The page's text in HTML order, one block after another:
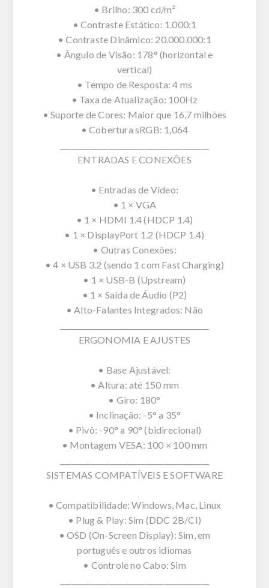
• Brilho: 300 cd/m²
• Contraste Estático: 1.000:1
• Contraste Dinâmico: 20.000.000:1
• Ângulo de Visão: 178° (horizontal e
vertical)
• Tempo de Resposta: 4 ms
• Taxa de Atualização: 100Hz
• Suporte de Cores: Maior que 16,7 milhões
• Cobertura sRGB: 1,064
ENTRADAS E CONEXÕES
• Entradas de Vídeo:
• 1 × VGA
• 1 × HDMI 1.4 (HDCP 1.4)
• 1 × DisplayPort 1.2 (HDCP 1.4)
• Outras Conexões:
• 4 × USB 3.2 (sendo 1 com Fast Charging)
• 1 × USB-B (Upstream)
• 1 × Saída de Áudio (P2)
• Alto-Falantes Integrados: Não
ERGONOMIA E AJUSTES
• Base Ajustável:
• Altura: até 150 mm
• Giro: 180°
• Inclinação: -5° a 35°
• Pivô: -90° a 90° (bidirecional)
• Montagem VESA: 100 × 100 mm
SISTEMAS COMPATÍVEIS E SOFTWARE
• Compatibilidade: Windows, Mac, Linux
• Plug & Play: Sim (DDC 2B/CI)
• OSD (On-Screen Display): Sim, em
português e outros idiomas
• Controle no Cabo: Sim